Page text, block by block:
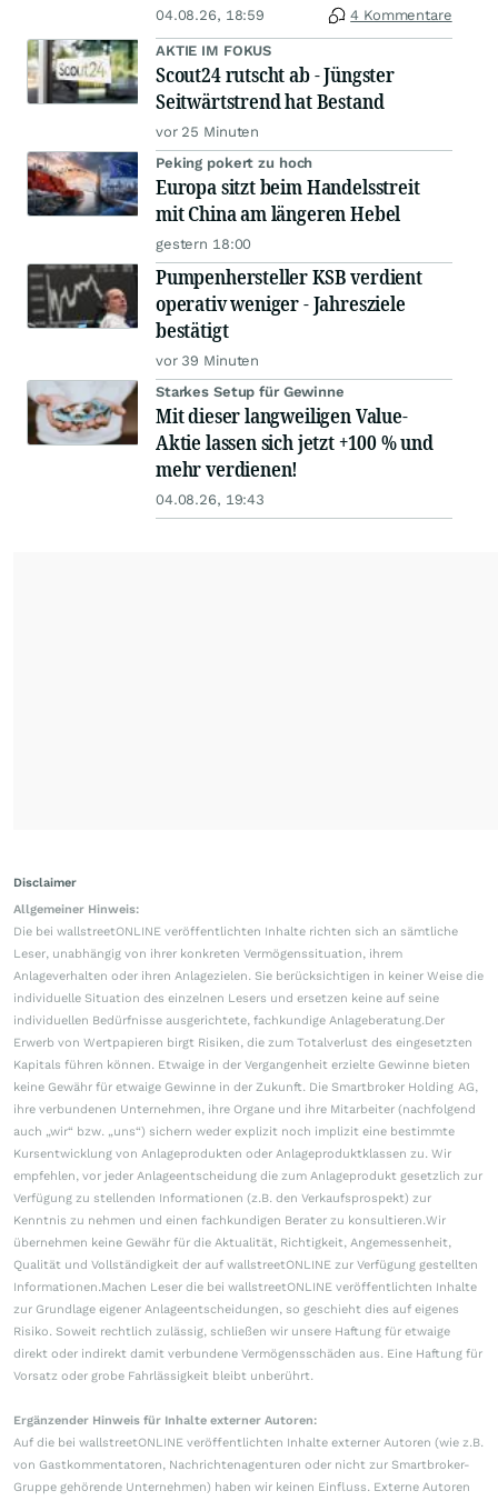
04.08.26, 18:59 4 Kommentare
AKTIE IM FOKUS
Scout24 rutscht ab - Jüngster
Seitwärtstrend hat Bestand
vor 25 Minuten
Peking pokert zu hoch
Europa sitzt beim Handelsstreit
mit China am längeren Hebel
gestern 18:00
Pumpenhersteller KSB verdient
operativ weniger - Jahresziele
bestätigt
vor 39 Minuten
Starkes Setup für Gewinne
Mit dieser langweiligen Value-
Aktie lassen sich jetzt +100 % und
mehr verdienen!
04.08.26, 19:43
Disclaimer
Allgemeiner Hinweis:
Die bei wallstreetONLINE veröffentlichten Inhalte richten sich an sämtliche
Leser, unabhängig von ihrer konkreten Vermögenssituation, ihrem
Anlageverhalten oder ihren Anlagezielen. Sie berücksichtigen in keiner Weise die
individuelle Situation des einzelnen Lesers und ersetzen keine auf seine
individuellen Bedürfnisse ausgerichtete, fachkundige Anlageberatung.Der
Erwerb von Wertpapieren birgt Risiken, die zum Totalverlust des eingesetzten
Kapitals führen können. Etwaige in der Vergangenheit erzielte Gewinne bieten
keine Gewähr für etwaige Gewinne in der Zukunft. Die Smartbroker Holding AG,
ihre verbundenen Unternehmen, ihre Organe und ihre Mitarbeiter (nachfolgend
auch „wir“ bzw. „uns“) sichern weder explizit noch implizit eine bestimmte
Kursentwicklung von Anlageprodukten oder Anlageproduktklassen zu. Wir
empfehlen, vor jeder Anlageentscheidung die zum Anlageprodukt gesetzlich zur
Verfügung zu stellenden Informationen (z.B. den Verkaufsprospekt) zur
Kenntnis zu nehmen und einen fachkundigen Berater zu konsultieren.Wir
übernehmen keine Gewähr für die Aktualität, Richtigkeit, Angemessenheit,
Qualität und Vollständigkeit der auf wallstreetONLINE zur Verfügung gestellten
Informationen.Machen Leser die bei wallstreetONLINE veröffentlichten Inhalte
zur Grundlage eigener Anlageentscheidungen, so geschieht dies auf eigenes
Risiko. Soweit rechtlich zulässig, schließen wir unsere Haftung für etwaige
direkt oder indirekt damit verbundene Vermögensschäden aus. Eine Haftung für
Vorsatz oder grobe Fahrlässigkeit bleibt unberührt.
Ergänzender Hinweis für Inhalte externer Autoren:
Auf die bei wallstreetONLINE veröffentlichten Inhalte externer Autoren (wie z.B.
von Gastkommentatoren, Nachrichtenagenturen oder nicht zur Smartbroker-
Gruppe gehörende Unternehmen) haben wir keinen Einfluss. Externe Autoren